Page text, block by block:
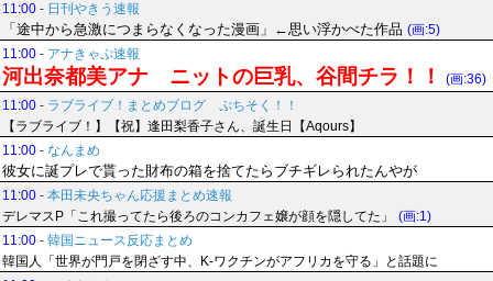
11:00 - 日刊やきう速報
「途中から急激につまらなくなった漫画」←思い浮かべた作品 (画:5)
11:00 - アナきゃぷ速報
河出奈都美アナ ニットの巨乳、谷間チラ！！
(画:36)
11:00 - ラブライブ！まとめブログ ぷちそく！！
【ラブライブ！】【祝】逢田梨香子さん、誕生日【Aqours】
11:00 - なんまめ
彼女に誕プレで貰った財布の箱を捨てたらブチギレられたんやが
11:00 - 本田未央ちゃん応援まとめ速報
デレマスP「これ撮ってたら後ろのコンカフェ嬢が顔を隠してた」
(画:1)
11:00 - 韓国ニュース反応まとめ
韓国人「世界が門戸を閉ざす中、K-ワクチンがアフリカを守る」と話題に